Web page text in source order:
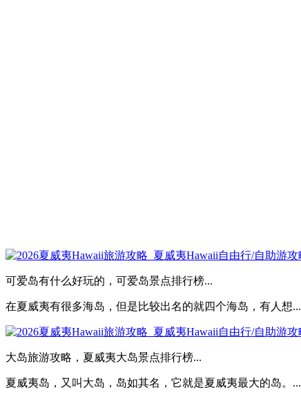
可爱岛有什么好玩的，可爱岛景点排行榜...
在夏威夷有很多海岛，但是比较出名的就四个海岛，有人想...
大岛旅游攻略，夏威夷大岛景点排行榜...
夏威夷岛，又叫大岛，岛如其名，它就是夏威夷最大的岛。...